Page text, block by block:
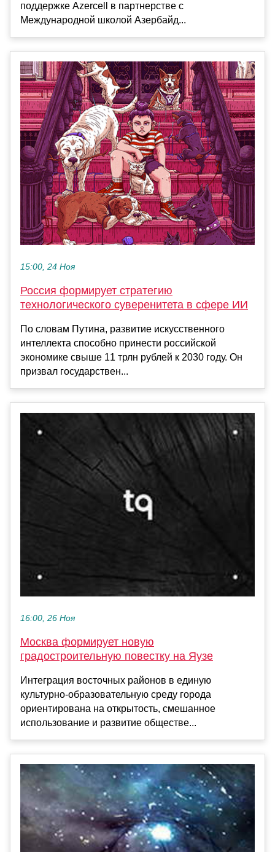
поддержке Azercell в партнерстве с
Международной школой Азербайд...
15:00, 24 Ноя
Россия формирует стратегию
технологического суверенитета в сфере ИИ
По словам Путина, развитие искусственного
интеллекта способно принести российской
экономике свыше 11 трлн рублей к 2030 году. Он
призвал государствен...
16:00, 26 Ноя
Москва формирует новую
градостроительную повестку на Яузе
Интеграция восточных районов в единую
культурно-образовательную среду города
ориентирована на открытость, смешанное
использование и развитие обществе...